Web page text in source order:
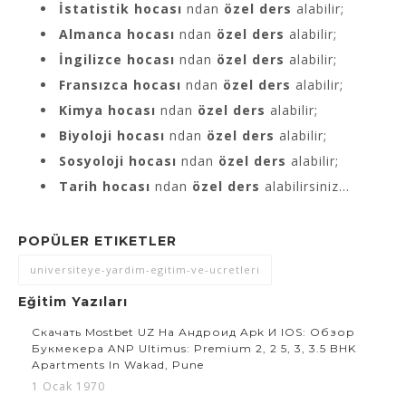
İstatistik hocası ndan özel ders alabilir;
Almanca hocası ndan özel ders alabilir;
İngilizce hocası ndan özel ders alabilir;
Fransızca hocası ndan özel ders alabilir;
Kimya hocası ndan özel ders alabilir;
Biyoloji hocası ndan özel ders alabilir;
Sosyoloji hocası ndan özel ders alabilir;
Tarih hocası ndan özel ders alabilirsiniz…
POPÜLER ETIKETLER
universiteye-yardim-egitim-ve-ucretleri
Eğitim Yazıları
Скачать Mostbet UZ На Андроид Apk И IOS: Обзор
Букмекера ANP Ultimus: Premium 2, 2 5, 3, 3.5 BHK
Apartments In Wakad, Pune
1 Ocak 1970